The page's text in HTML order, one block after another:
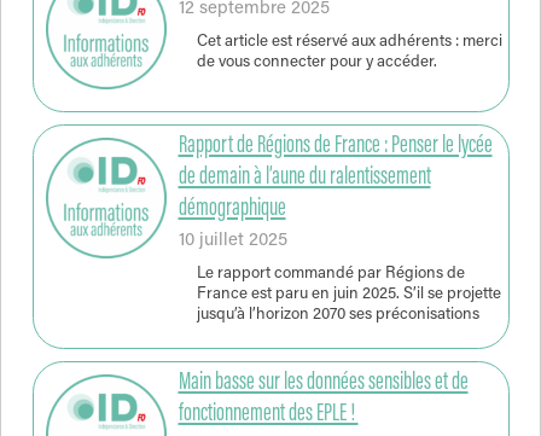
12 septembre 2025
Cet article est réservé aux adhérents : merci
de vous connecter pour y accéder.
Rapport de Régions de France : Penser le lycée
de demain à l’aune du ralentissement
démographique
10 juillet 2025
Le rapport commandé par Régions de
France est paru en juin 2025. S’il se projette
jusqu’à l’horizon 2070 ses préconisations
Main basse sur les données sensibles et de
fonctionnement des EPLE !